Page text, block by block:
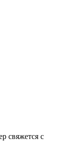
свяжется с